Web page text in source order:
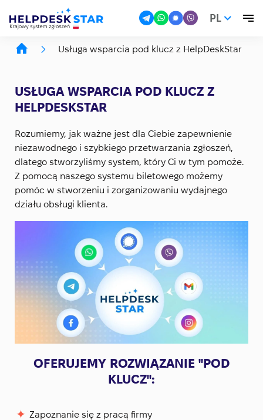
PL
Usługa wsparcia pod klucz z HelpDeskStar
USŁUGA WSPARCIA POD KLUCZ Z
HELPDESKSTAR
Rozumiemy, jak ważne jest dla Ciebie zapewnienie
niezawodnego i szybkiego przetwarzania zgłoszeń,
dlatego stworzyliśmy system, który Ci w tym pomoże.
Z pomocą naszego systemu biletowego możemy
pomóc w stworzeniu i zorganizowaniu wydajnego
działu obsługi klienta.
OFERUJEMY ROZWIĄZANIE "POD
KLUCZ":
Zapoznanie się z pracą firmy